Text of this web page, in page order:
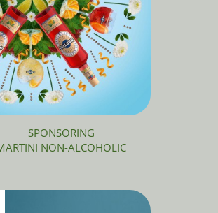
SPONSORING
NON-ALCOHOLIC